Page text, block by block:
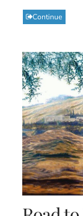
Continue